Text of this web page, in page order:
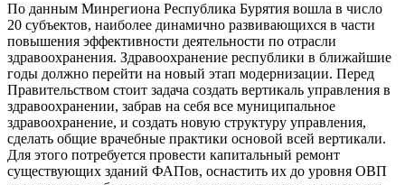
По данным Минрегиона Республика Бурятия вошла в число
20 субъектов, наиболее динамично развивающихся в части
повышения эффективности деятельности по отрасли
здравоохранения. Здравоохранение республики в ближайшие
годы должно перейти на новый этап модернизации. Перед
Правительством стоит задача создать вертикаль управления в
здравоохранении, забрав на себя все муниципальное
здравоохранение, и создать новую структуру управления,
сделать общие врачебные практики основой всей вертикали.
Для этого потребуется провести капитальный ремонт
существующих зданий ФАПов, оснастить их до уровня ОВП